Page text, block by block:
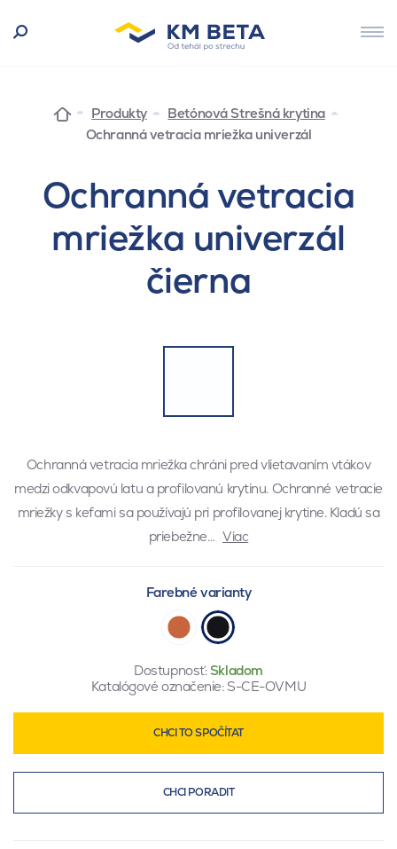
Produkty
Betónová Strešná krytina
Ochranná vetracia mriežka univerzál
Ochranná vetracia
mriežka univerzál
čierna
Ochranná vetracia mriežka chráni pred vlietavaním vtákov
medzi odkvapovú latu a profilovanú krytinu. Ochranné vetracie
mriežky s kefami sa používajú pri profilovanej krytine. Kladú sa
priebežne… Viac
Farebné varianty
Dostupnosť:Skladom
Katalógové označenie: S-CE-OVMU
CHCI TO SPOČÍTAT
CHCI PORADIT